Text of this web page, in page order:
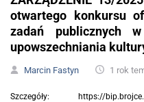
otwartego konkursu
zadań publicznych
upowszechniania
Marcin Fastyn 1 rok
Szczegóły: https://